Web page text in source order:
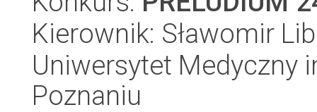
Kierownik: Sławomir
Uniwersytet Medyczny
Poznaniu